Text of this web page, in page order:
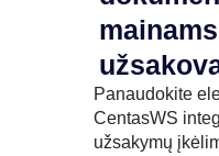
Panaudokite
CentasWS
užsakymų